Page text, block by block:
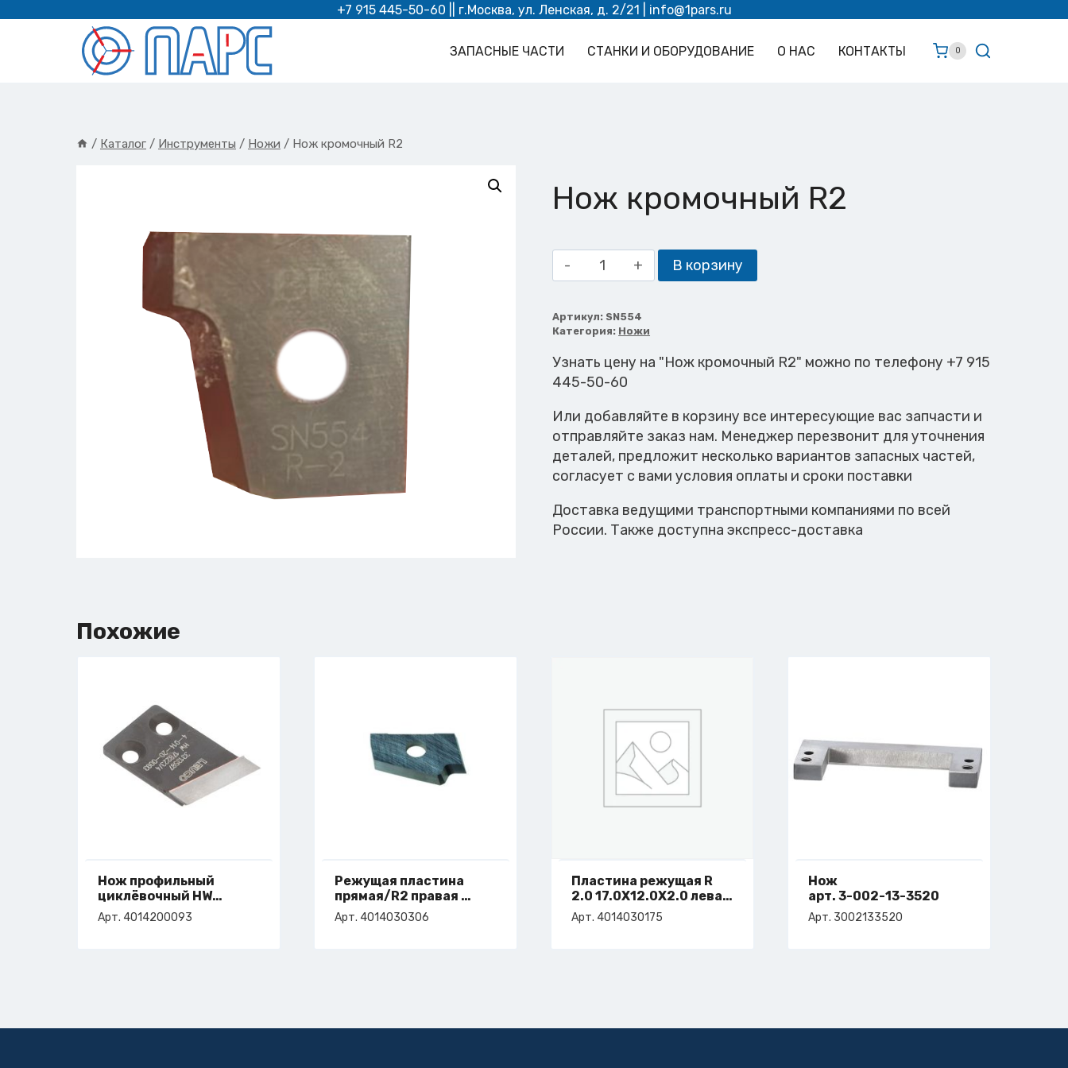
содержимому
+7 915 445-50-60 || г.Москва, ул. Ленская, д. 2/21 | info@1pars.ru
ЗАПАСНЫЕ ЧАСТИ СТАНКИ И ОБОРУДОВАНИЕ О НАС КОНТАКТЫ 0
/ Каталог / Инструменты / Ножи / Нож кромочный R2
Нож кромочный R2
Количество
товара
кромочный
R2
В корзину
Артикул: SN554
Категория: Ножи
Узнать цену на "Нож кромочный R2" можно по телефону +7 915
445-50-60
Или добавляйте в корзину все интересующие вас запчасти и
отправляйте заказ нам. Менеджер перезвонит для уточнения
деталей, предложит несколько вариантов запасных частей,
согласует с вами условия оплаты и сроки поставки
Доставка ведущими транспортными компаниями по всей
России. Также доступна экспресс-доставка
Похожие
Нож профильный
циклёвочный HW
32x55x4,5/3,0 L
арт. 4-014-20-0093
Арт. 4014200093
Режущая пластина
прямая/R2 правая
арт. 4-014-03-0306
Арт. 4014030306
Пластина режущая R
2.0 17.0X12.0X2.0 левая
арт. 4-014-03-0175
Арт. 4014030175
Нож
арт. 3-002-13-3520
Арт. 3002133520